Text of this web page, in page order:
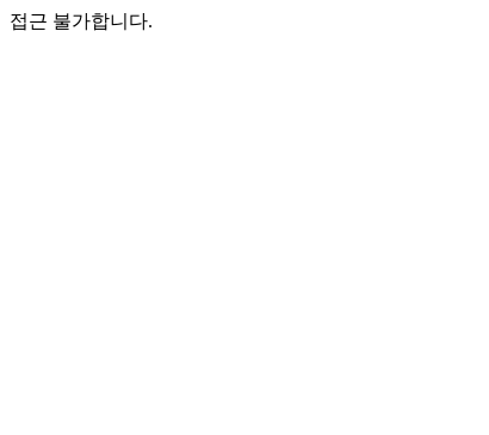
접근 불가합니다.